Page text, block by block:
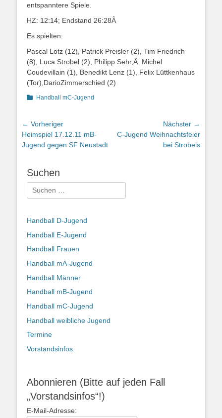
entspanntere Spiele.
HZ: 12:14; Endstand 26:28Â
Es spielten:
Pascal Lotz (12), Patrick Preisler (2), Tim Friedrich
(8), Luca Strobel (2), Philipp Sehr,Â Michel
Coudevillain (1), Benedikt Lenz (1), Felix Lüttkenhaus
(Tor),DarioZimmerschied (2)
Kategorien
Handball mC-Jugend
Beitragsnavigation
← Vorheriger
Vorheriger
Beitrag:
Heimspiel 17.12.11 mB-
Jugend gegen SF Neustadt
Nächster →
Nächster
C-Jugend Weihnachtsfeier
bei Strobels
Suchen
Suchen
nach:
Handball D-Jugend
Handball E-Jugend
Handball Frauen
Handball mA-Jugend
Handball Männer
Handball mB-Jugend
Handball mC-Jugend
Handball weibliche Jugend
Termine
Vorstandsinfos
Abonnieren (Bitte auf jeden Fall
„Vorstandsinfos“!)
E-Mail-Adresse: